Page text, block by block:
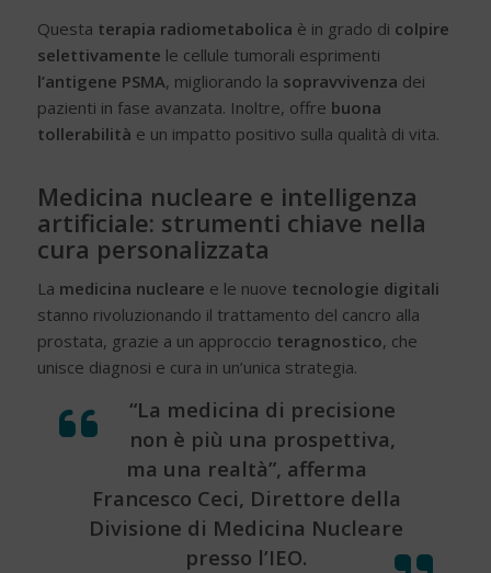
Questa terapia radiometabolica è in grado di colpire
selettivamente le cellule tumorali esprimenti
l’antigene PSMA, migliorando la sopravvivenza dei
pazienti in fase avanzata. Inoltre, offre buona
tollerabilità e un impatto positivo sulla qualità di vita.
Medicina nucleare e intelligenza
artificiale: strumenti chiave nella
cura personalizzata
La medicina nucleare e le nuove tecnologie digitali
stanno rivoluzionando il trattamento del cancro alla
prostata, grazie a un approccio teragnostico, che
unisce diagnosi e cura in un’unica strategia.
“La medicina di precisione
non è più una prospettiva,
ma una realtà”, afferma
Francesco Ceci, Direttore della
Divisione di Medicina Nucleare
presso l’IEO.